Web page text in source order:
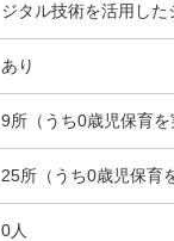
ジタル技術を活用した
あり
9所（うち0歳児保育を
25所（うち0歳児保育
0人